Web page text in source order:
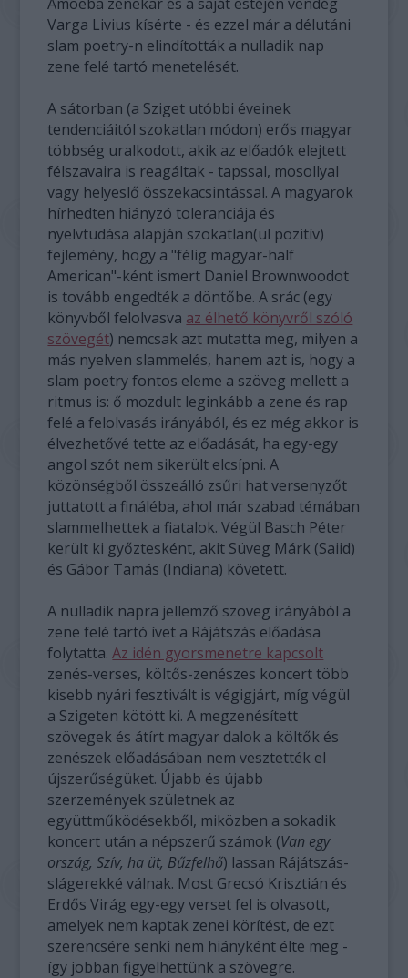
Varga Livius kísérte - és ezzel már a délutáni
slam poetry-n elindították a nulladik nap
zene felé tartó menetelését.
A sátorban (a Sziget utóbbi éveinek
tendenciáitól szokatlan módon) erős magyar
többség uralkodott, akik az előadók elejtett
félszavaira is reagáltak - tapssal, mosollyal
vagy helyeslő összekacsintással. A magyarok
hírhedten hiányzó toleranciája és
nyelvtudása alapján szokatlan(ul pozitív)
fejlemény, hogy a "félig magyar-half
American"-ként ismert Daniel Brownwoodot
is tovább engedték a döntőbe. A srác (egy
könyvből felolvasva az élhető könyvről szóló
szövegét) nemcsak azt mutatta meg, milyen a
más nyelven slammelés, hanem azt is, hogy a
slam poetry fontos eleme a szöveg mellett a
ritmus is: ő mozdult leginkább a zene és rap
felé a felolvasás irányából, és ez még akkor is
élvezhetővé tette az előadását, ha egy-egy
angol szót nem sikerült elcsípni. A
közönségből összeálló zsűri hat versenyzőt
juttatott a fináléba, ahol már szabad témában
slammelhettek a fiatalok. Végül Basch Péter
került ki győztesként, akit Süveg Márk (Saiid)
és Gábor Tamás (Indiana) követett.
A nulladik napra jellemző szöveg irányából a
zene felé tartó ívet a Rájátszás előadása
folytatta.Az idén gyorsmenetre kapcsolt
zenés-verses, költős-zenészes koncert több
kisebb nyári fesztivált is végigjárt, míg végül
a Szigeten kötött ki. A megzenésített
szövegek és átírt magyar dalok a költők és
zenészek előadásában nem vesztették el
újszerűségüket. Újabb és újabb
szerzemények születnek az
együttműködésekből, miközben a sokadik
koncert után a népszerű számok (Van egy
ország, Szív, ha üt, Bűzfelhő) lassan Rájátszás-
slágerekké válnak. Most Grecsó Krisztián és
Erdős Virág egy-egy verset fel is olvasott,
amelyek nem kaptak zenei körítést, de ezt
szerencsére senki nem hiányként élte meg -
így jobban figyelhettünk a szövegre.